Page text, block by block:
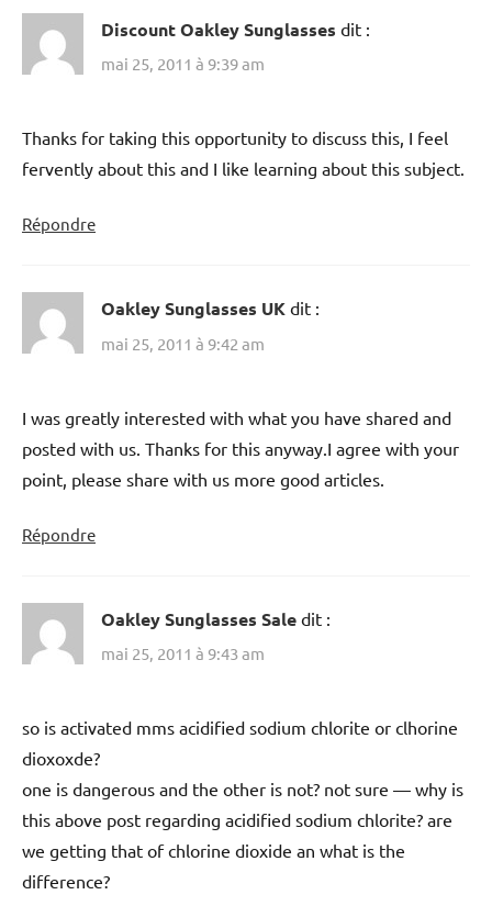
Discount Oakley Sunglasses dit :
mai 25, 2011 à 9:39 am
Thanks for taking this opportunity to discuss this, I feel
fervently about this and I like learning about this subject.
Répondre
Oakley Sunglasses UK dit :
mai 25, 2011 à 9:42 am
I was greatly interested with what you have shared and
posted with us. Thanks for this anyway.I agree with your
point, please share with us more good articles.
Répondre
Oakley Sunglasses Sale dit :
mai 25, 2011 à 9:43 am
so is activated mms acidified sodium chlorite or clhorine
dioxoxde?
one is dangerous and the other is not? not sure — why is
this above post regarding acidified sodium chlorite? are
we getting that of chlorine dioxide an what is the
difference?